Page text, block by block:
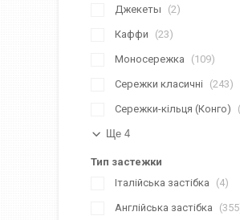
Джекеты
2
Каффи 23
Моносережка 109
Сережки класичні 243
Сережки-кільця (Конго)
Ще 4
Тип застежки
Італійська застібка
4
Англійська застібка 355